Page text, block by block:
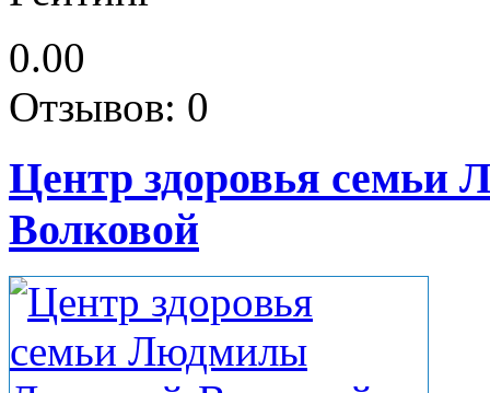
0.00
Отзывов: 0
Центр здоровья семьи
Волковой